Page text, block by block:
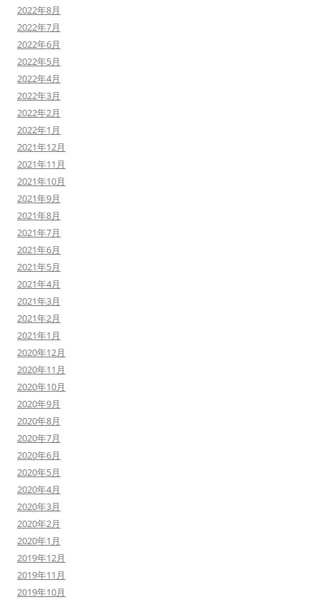
2022年8月
2022年7月
2022年6月
2022年5月
2022年4月
2022年3月
2022年2月
2022年1月
2021年12月
2021年11月
2021年10月
2021年9月
2021年8月
2021年7月
2021年6月
2021年5月
2021年4月
2021年3月
2021年2月
2021年1月
2020年12月
2020年11月
2020年10月
2020年9月
2020年8月
2020年7月
2020年6月
2020年5月
2020年4月
2020年3月
2020年2月
2020年1月
2019年12月
2019年11月
2019年10月